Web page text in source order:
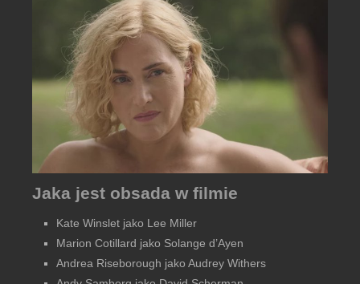
Jaka jest obsada w filmie
Kate Winslet jako Lee Miller
Marion Cotillard jako Solange d’Ayen
Andrea Riseborough jako Audrey Withers